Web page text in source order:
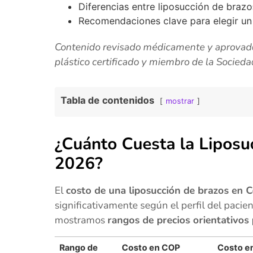
Diferencias entre liposucción de
Recomendaciones clave para elegir
Contenido revisado médicamente y
plástico certificado y miembro de la
Tabla de contenidos mostrar
¿Cuánto Cuesta la
2026?
Elcosto de una liposucción de brazos en
significativamente según el perfil del
mostramos rangos de precios orientativos
Rango de
Costo en COP
Costo